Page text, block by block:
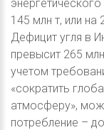
145 млн т, или
Дефицит угля в
превысит 265
учетом
«сократить
атмосферу»,
потребление –